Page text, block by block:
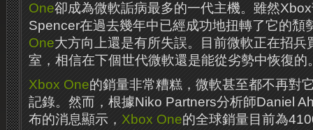
One卻成為微軟詬病最多的一代主機。雖然
Spencer在過去幾年中已經成功地扭轉了它的頹
One大方向上還是有所失誤。目前微軟正在招兵
室，相信在下個世代微軟還是能從劣勢中恢復的
Xbox One的銷量非常糟糕，微軟甚至都不再對
記錄。然而，根據Niko Partners分析師Daniel
布的消息顯示， Xbox One的全球銷量目前為